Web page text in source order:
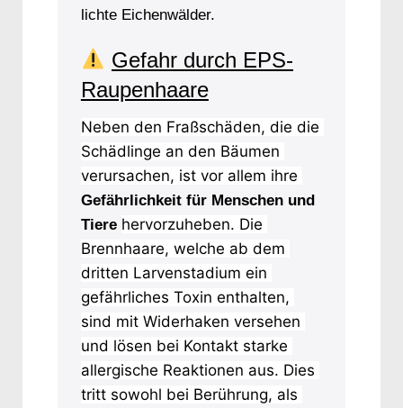
lichte Eichenwälder.
Gefahr durch EPS-
Raupenhaare
Neben den Fraßschäden, die die
Schädlinge an den Bäumen
Gefährlichkeit für Menschen und
Tiere hervorzuheben. Die
Brennhaare, welche ab dem
dritten Larvenstadium ein
gefährliches Toxin enthalten,
sind mit Widerhaken versehen
und lösen bei Kontakt starke
allergische Reaktionen aus. Dies
tritt sowohl bei Berührung, als